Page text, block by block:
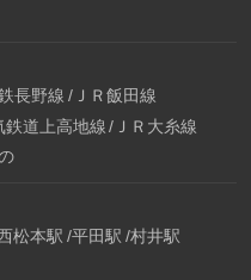
長野線 ＪＲ飯田線
鉄道上高地線
ＪＲ大糸線
松本駅 平田駅 村井駅